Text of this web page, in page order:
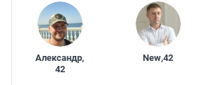
Александр,
42
New,42